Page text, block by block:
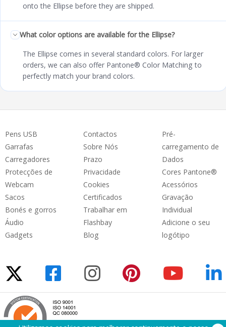
onto the Ellipse before they are shipped.
What color options are available for the Ellipse?
The Ellipse comes in several standard colors. For larger
orders, we can also offer Pantone® Color Matching to
perfectly match your brand colors.
Pens USB
Garrafas
Carregadores
Protecções de
Webcam
Sacos
Bonés e gorros
Áudio
Gadgets
Contactos
Sobre Nós
Prazo
Privacidade
Cookies
Certificados
Trabalhar em
Flashbay
Blog
Pré-
carregamento de
Dados
Cores Pantone®
Acessórios
Gravação
Individual
Adicione o seu
logótipo